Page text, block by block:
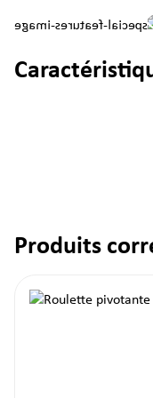
Ignorer la galerie de
Produits